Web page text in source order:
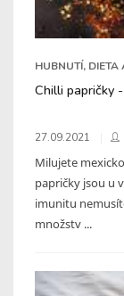
HUBNUTÍ, DIETA
Chilli papričky
27.09.2021
Milujete
papričky jsou u
imunitu
množstv ...